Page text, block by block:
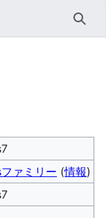
検索
ァミリー (情報)